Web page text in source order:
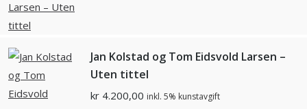
Jan Kolstad og Tom Eidsvold Larsen –
Uten tittel
kr 4.200,00 inkl. 5% kunstavgift